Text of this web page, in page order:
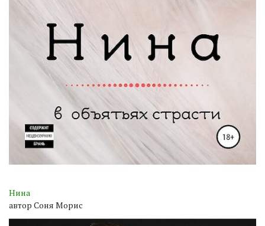
Нина
автор Соня Морис